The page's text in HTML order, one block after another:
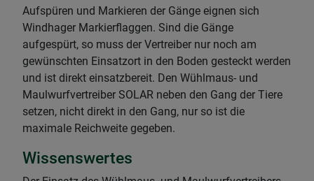
Aufspüren und Markieren der Gänge eignen sich
Windhager Markierflaggen. Sind die Gänge
aufgespürt, so muss der Vertreiber nur noch am
gewünschten Einsatzort in den Boden gesteckt werden
und ist direkt einsatzbereit. Den Wühlmaus- und
Maulwurfvertreiber SOLAR neben den Gang der Tiere
setzen, nicht direkt in den Gang, nur so ist die
maximale Reichweite gegeben.
Wissenswertes